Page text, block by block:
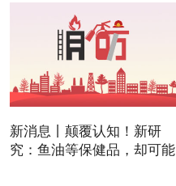
新消息丨颠覆认知！新研
究：鱼油等保健品，却可能